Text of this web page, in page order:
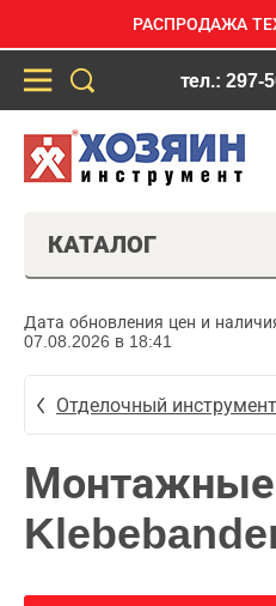
РАСПРОДАЖА
тел.: 297-
КАТАЛОГ
Дата обновления цен и
07.08.2026 в 18:41
Отделочный инструмент